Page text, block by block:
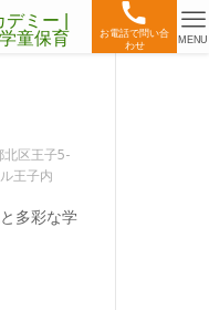
お電話で問い合
わせ
MENU
区王子5-
王子内
多彩な学